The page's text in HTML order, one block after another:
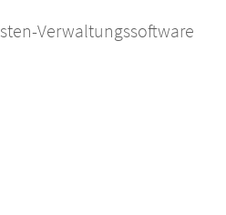
Verwaltungssoftware